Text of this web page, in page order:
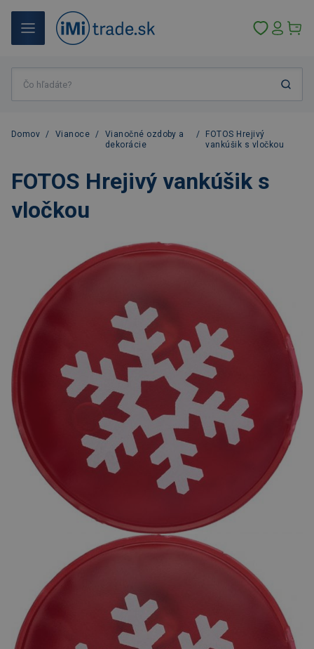
Domov / Vianoce /
Vianočné ozdoby a
dekorácie
/
FOTOS Hrejivý
vankúšik s vločkou
FOTOS Hrejivý vankúšik s
vločkou